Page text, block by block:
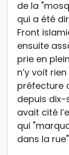
de la
qui a été
Front
ensuite
prie en
n’y voit
préfecture
depuis dix-
avait cité
qui
dans la